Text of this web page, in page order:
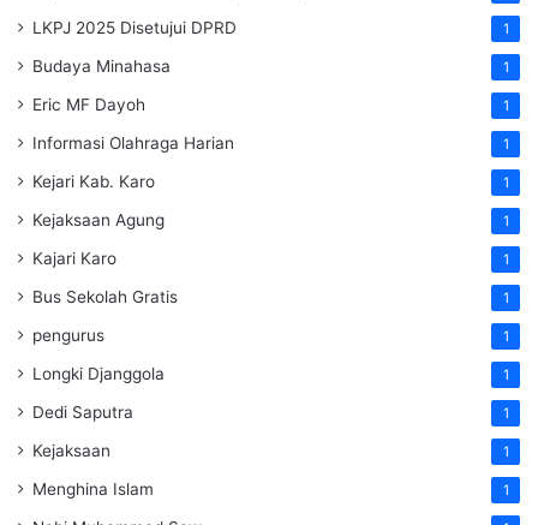
LKPJ 2025 Disetujui DPRD 1
Budaya Minahasa 1
Eric MF Dayoh 1
Informasi Olahraga Harian 1
Kejari Kab. Karo 1
Kejaksaan Agung 1
Kajari Karo 1
Bus Sekolah Gratis 1
pengurus 1
Longki Djanggola 1
Dedi Saputra 1
Kejaksaan 1
Menghina Islam 1